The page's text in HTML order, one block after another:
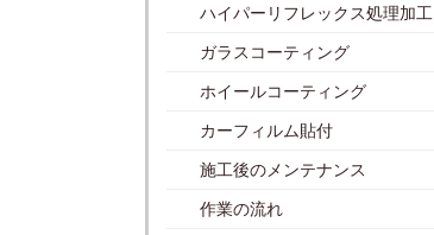
ハイパーリフレックス処理加工
ガラスコーティング
ホイールコーティング
カーフィルム貼付
施工後のメンテナンス
作業の流れ